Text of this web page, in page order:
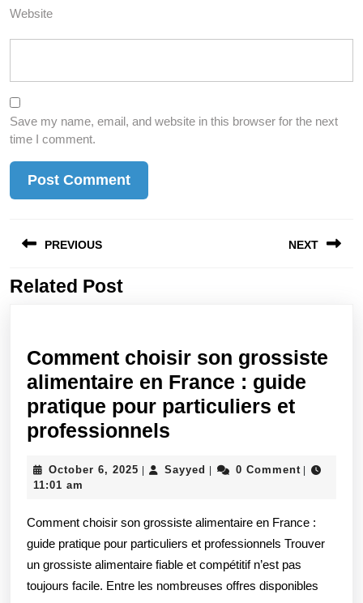
Website
Save my name, email, and website in this browser for the next
time I comment.
navigation
PREVIOUS
Previous
NEXT
Related Post
Comment choisir son grossiste
alimentaire en France : guide
pratique pour particuliers et
professionnels
son
alimentaire
en
France
October 6, 2025 October
| Sayyed Sayyed
| 0 Comment |
11:01 am
Comment choisir son grossiste alimentaire en France :
guide pratique pour particuliers et professionnels Trouver
un grossiste alimentaire fiable et compétitif n’est pas
toujours facile. Entre les nombreuses offres disponibles